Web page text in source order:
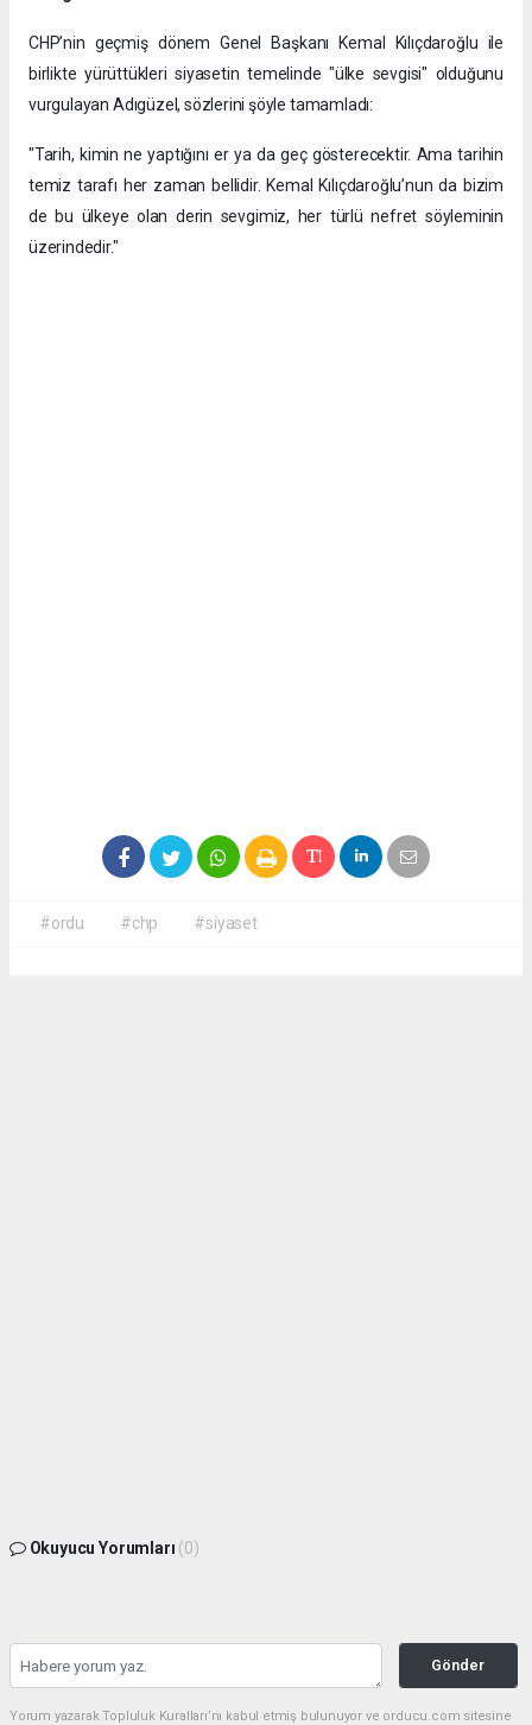
​CHP’nin geçmiş dönem Genel Başkanı Kemal Kılıçdaroğlu ile
birlikte yürüttükleri siyasetin temelinde "ülke sevgisi" olduğunu
vurgulayan Adıgüzel, sözlerini şöyle tamamladı:
"Tarih, kimin ne yaptığını er ya da geç gösterecektir. Ama tarihin
temiz tarafı her zaman bellidir. Kemal Kılıçdaroğlu’nun da bizim
de bu ülkeye olan derin sevgimiz, her türlü nefret söyleminin
üzerindedir."
#ordu #chp #siyaset
Okuyucu Yorumları (0)
Gönder
Yorum yazarak Topluluk Kuralları’nı kabul etmiş bulunuyor ve orducu.com sitesine